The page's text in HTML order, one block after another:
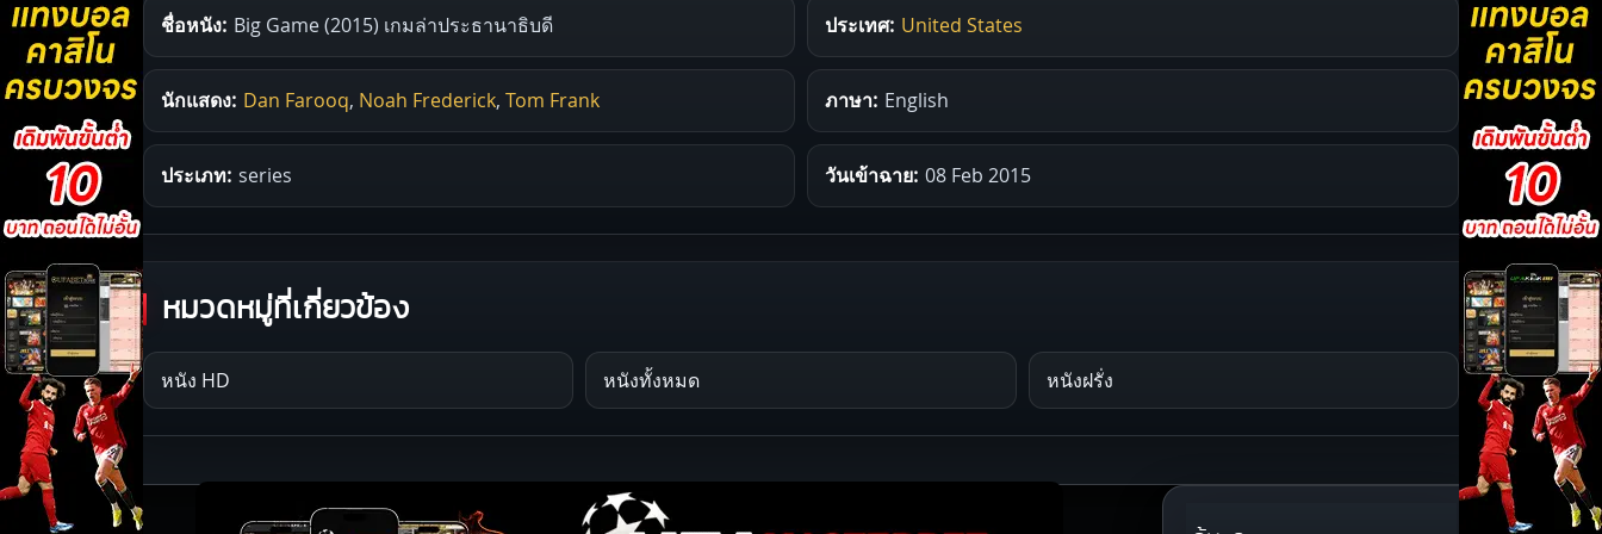
ชื่อหนัง: Big Game (2015) เกมล่าประธานาธิบดี ประเทศ: United States
นักแสดง: Dan Farooq, Noah Frederick, Tom Frank ภาษา: English
ประเภท: series วันเข้าฉาย: 08 Feb 2015
หมวดหมู่ที่เกี่ยวข้อง
หนัง HD หนังทั้งหมด หนังฝรั่ง